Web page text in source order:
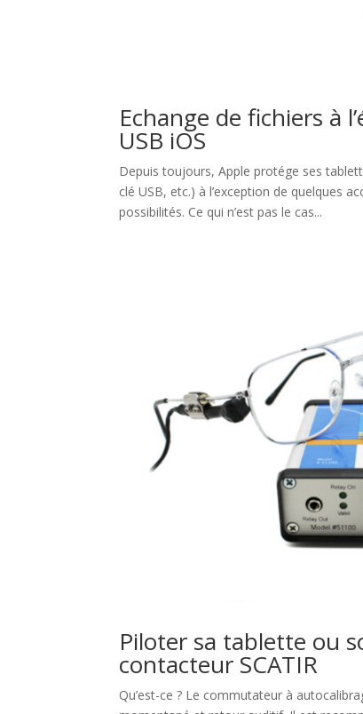
Echange de fichiers à
USB iOS
Depuis toujours, Apple protége ses
clé USB, etc.) à l’exception de quelques
possibilités. Ce qui n’est pas le cas...
Piloter sa tablette ou
contacteur SCATIR
Qu’est-ce ? Le commutateur à